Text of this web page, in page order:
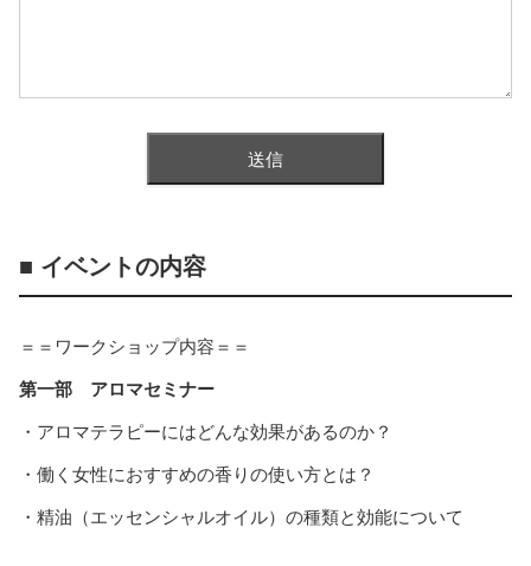
■ イベントの内容
＝＝ワークショップ内容＝＝
第一部 アロマセミナー
・アロマテラピーにはどんな効果があるのか？
・働く女性におすすめの香りの使い方とは？
・精油（エッセンシャルオイル）の種類と効能について